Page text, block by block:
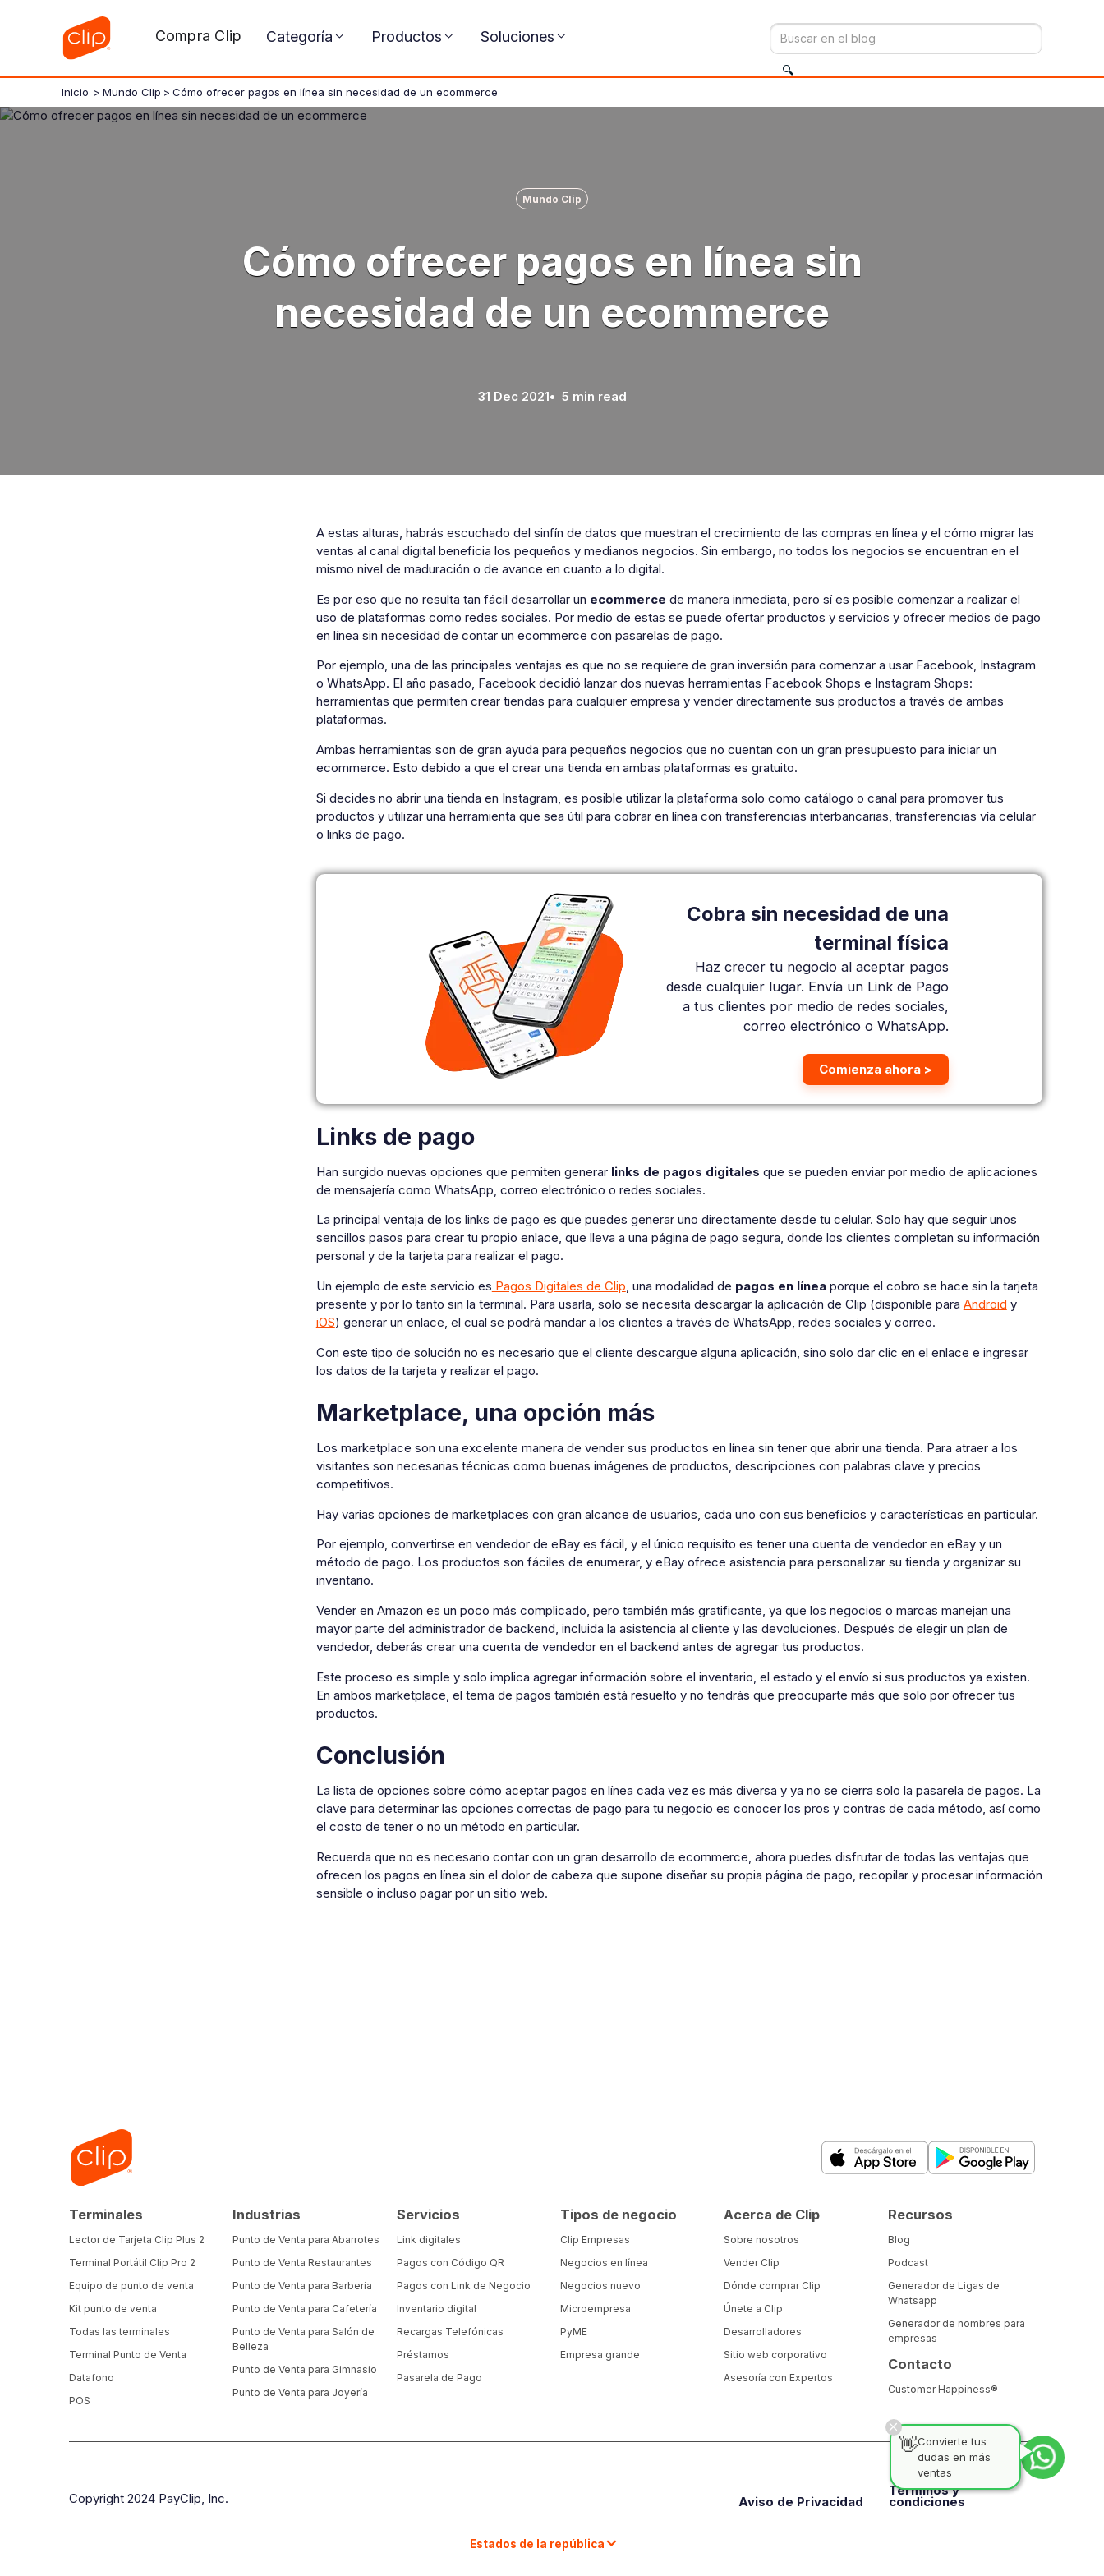
Compra Clip Categoría Productos Soluciones
Inicio > Mundo Clip > Cómo ofrecer pagos en línea sin necesidad de un ecommerce
Mundo Clip
Cómo ofrecer pagos en línea sin
necesidad de un ecommerce
31 Dec 2021• 5 min read
A estas alturas, habrás escuchado del sinfín de datos que muestran el crecimiento de las compras en línea y el cómo migrar las
ventas al canal digital beneficia los pequeños y medianos negocios. Sin embargo, no todos los negocios se encuentran en el
mismo nivel de maduración o de avance en cuanto a lo digital.
Es por eso que no resulta tan fácil desarrollar un ecommerce de manera inmediata, pero sí es posible comenzar a realizar el
uso de plataformas como redes sociales. Por medio de estas se puede ofertar productos y servicios y ofrecer medios de pago
en línea sin necesidad de contar un ecommerce con pasarelas de pago.
Por ejemplo, una de las principales ventajas es que no se requiere de gran inversión para comenzar a usar Facebook, Instagram
o WhatsApp. El año pasado, Facebook decidió lanzar dos nuevas herramientas Facebook Shops e Instagram Shops:
herramientas que permiten crear tiendas para cualquier empresa y vender directamente sus productos a través de ambas
plataformas.
Ambas herramientas son de gran ayuda para pequeños negocios que no cuentan con un gran presupuesto para iniciar un
ecommerce. Esto debido a que el crear una tienda en ambas plataformas es gratuito.
Si decides no abrir una tienda en Instagram, es posible utilizar la plataforma solo como catálogo o canal para promover tus
productos y utilizar una herramienta que sea útil para cobrar en línea con transferencias interbancarias, transferencias vía celular
o links de pago.
Cobra sin necesidad de una
terminal física
Haz crecer tu negocio al aceptar pagos
desde cualquier lugar. Envía un Link de Pago
a tus clientes por medio de redes sociales,
correo electrónico o WhatsApp.
Comienza ahora >
Links de pago
Han surgido nuevas opciones que permiten generar links de pagos digitales que se pueden enviar por medio de aplicaciones
de mensajería como WhatsApp, correo electrónico o redes sociales.
La principal ventaja de los links de pago es que puedes generar uno directamente desde tu celular. Solo hay que seguir unos
sencillos pasos para crear tu propio enlace, que lleva a una página de pago segura, donde los clientes completan su información
personal y de la tarjeta para realizar el pago.
Un ejemplo de este servicio es Pagos Digitales de Clip, una modalidad de pagos en línea porque el cobro se hace sin la tarjeta
presente y por lo tanto sin la terminal. Para usarla, solo se necesita descargar la aplicación de Clip (disponible para Android y
iOS) generar un enlace, el cual se podrá mandar a los clientes a través de WhatsApp, redes sociales y correo.
Con este tipo de solución no es necesario que el cliente descargue alguna aplicación, sino solo dar clic en el enlace e ingresar
los datos de la tarjeta y realizar el pago.
Marketplace, una opción más
Los marketplace son una excelente manera de vender sus productos en línea sin tener que abrir una tienda. Para atraer a los
visitantes son necesarias técnicas como buenas imágenes de productos, descripciones con palabras clave y precios
competitivos.
Hay varias opciones de marketplaces con gran alcance de usuarios, cada uno con sus beneficios y características en particular.
Por ejemplo, convertirse en vendedor de eBay es fácil, y el único requisito es tener una cuenta de vendedor en eBay y un
método de pago. Los productos son fáciles de enumerar, y eBay ofrece asistencia para personalizar su tienda y organizar su
inventario.
Vender en Amazon es un poco más complicado, pero también más gratificante, ya que los negocios o marcas manejan una
mayor parte del administrador de backend, incluida la asistencia al cliente y las devoluciones. Después de elegir un plan de
vendedor, deberás crear una cuenta de vendedor en el backend antes de agregar tus productos.
Este proceso es simple y solo implica agregar información sobre el inventario, el estado y el envío si sus productos ya existen.
En ambos marketplace, el tema de pagos también está resuelto y no tendrás que preocuparte más que solo por ofrecer tus
productos.
Conclusión
La lista de opciones sobre cómo aceptar pagos en línea cada vez es más diversa y ya no se cierra solo la pasarela de pagos. La
clave para determinar las opciones correctas de pago para tu negocio es conocer los pros y contras de cada método, así como
el costo de tener o no un método en particular.
Recuerda que no es necesario contar con un gran desarrollo de ecommerce, ahora puedes disfrutar de todas las ventajas que
ofrecen los pagos en línea sin el dolor de cabeza que supone diseñar su propia página de pago, recopilar y procesar información
sensible o incluso pagar por un sitio web.
Terminales
Lector de Tarjeta Clip Plus 2
Terminal Portátil Clip Pro 2
Equipo de punto de venta
Kit punto de venta
Todas las terminales
Terminal Punto de Venta
Datafono
POS
Industrias
Punto de Venta para Abarrotes
Punto de Venta Restaurantes
Punto de Venta para Barberia
Punto de Venta para Cafetería
Punto de Venta para Salón de
Belleza
Punto de Venta para Gimnasio
Punto de Venta para Joyería
Servicios
Link digitales
Pagos con Código QR
Pagos con Link de Negocio
Inventario digital
Recargas Telefónicas
Préstamos
Pasarela de Pago
Tipos de negocio
Clip Empresas
Negocios en línea
Negocios nuevo
Microempresa
PyME
Empresa grande
Acerca de Clip
Sobre nosotros
Vender Clip
Dónde comprar Clip
Únete a Clip
Desarrolladores
Sitio web corporativo
Asesoría con Expertos
Recursos
Blog
Podcast
Generador de Ligas de
Whatsapp
Generador de nombres para
empresas
Contacto
Customer Happiness®
Copyright 2024 PayClip, Inc. Aviso de Privacidad
Términos y
condiciones
Estados de la república
👋Convierte tus
dudas en más
ventas